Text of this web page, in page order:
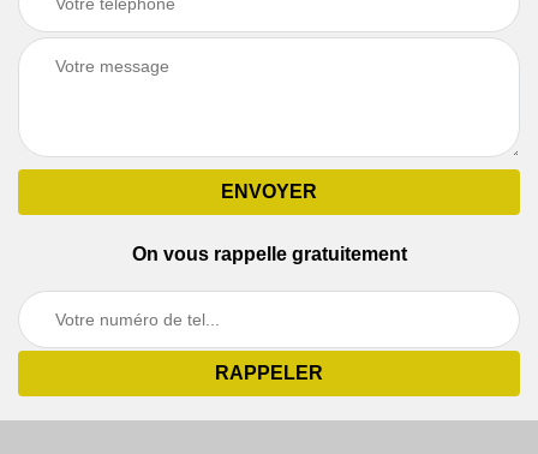
On vous rappelle gratuitement